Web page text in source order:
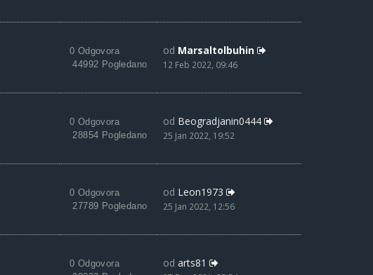
0 Odgovora
44992 Pogledano
od Marsaltolbuhin
12 Feb 2022, 09:46
0 Odgovora
28854 Pogledano
od Beogradjanin0444
25 Jan 2022, 19:52
0 Odgovora
27789 Pogledano
od Leon1973
25 Jan 2022, 12:56
0 Odgovora
od arts81